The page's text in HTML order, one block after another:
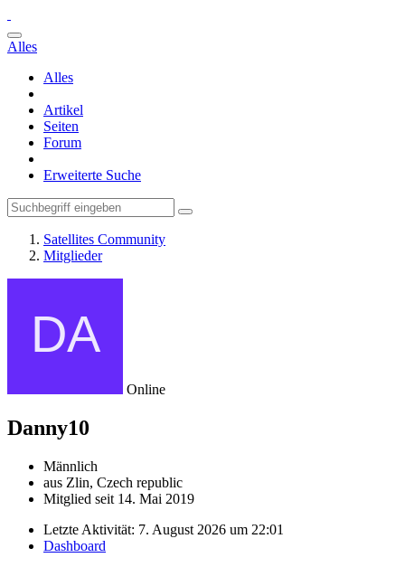
Alles
Alles
Artikel
Seiten
Forum
Erweiterte Suche
Satellites Community
Mitglieder
Online
Danny10
Männlich
aus Zlin, Czech republic
Mitglied seit 14. Mai 2019
Letzte Aktivität: 7. August 2026 um 22:01
Dashboard